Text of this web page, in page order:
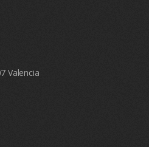
Valencia